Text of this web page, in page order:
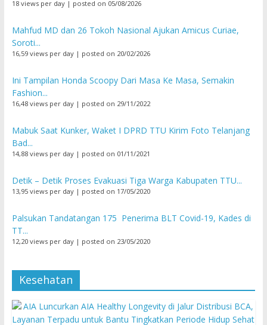
18 views per day| posted on 05/08/2026
Mahfud MD dan 26 Tokoh Nasional Ajukan Amicus Curiae,
Soroti...
16,59 views per day| posted on 20/02/2026
Ini Tampilan Honda Scoopy Dari Masa Ke Masa, Semakin
Fashion...
16,48 views per day| posted on 29/11/2022
Mabuk Saat Kunker, Waket I DPRD TTU Kirim Foto Telanjang
Bad...
14,88 views per day| posted on 01/11/2021
Detik – Detik Proses Evakuasi Tiga Warga Kabupaten TTU...
13,95 views per day| posted on 17/05/2020
Palsukan Tandatangan 175 Penerima BLT Covid-19, Kades di
TT...
12,20 views per day| posted on 23/05/2020
Kesehatan